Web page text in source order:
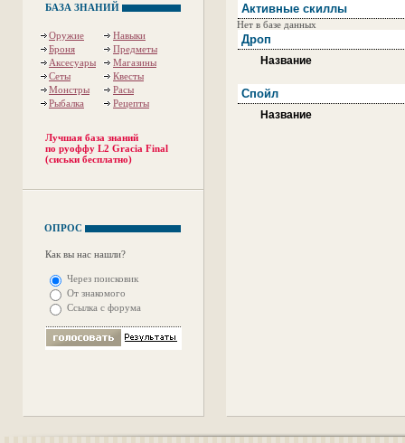
БАЗА ЗНАНИЙ
Оружие
Навыки
Броня
Предметы
Аксесуары
Магазины
Сеты
Квесты
Монстры
Расы
Рыбалка
Рецепты
Лучшая база знаний
по руоффу L2 Gracia Final
(сиськи бесплатно)
ОПРОС
Как вы нас нашли?
Через поисковик
От знакомого
Ссылка с форума
Активные скиллы
Нет в базе данных
Дроп
Название
Спойл
Название